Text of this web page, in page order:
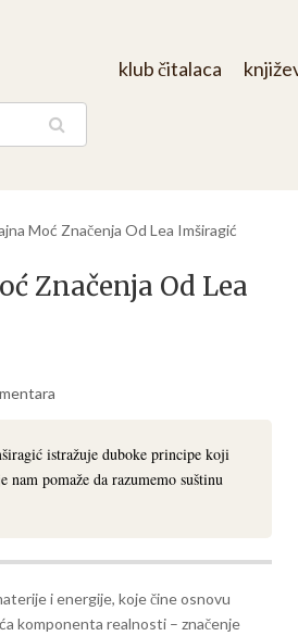
klub čitalaca
Moć Značenja Od Lea Imširagić
Značenja Od Lea
istražuje duboke principe koji
pomaže da razumemo suštinu
i energije, koje čine osnovu
komponenta realnosti – značenje